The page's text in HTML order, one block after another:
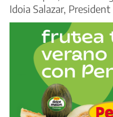
Idoia Salazar,